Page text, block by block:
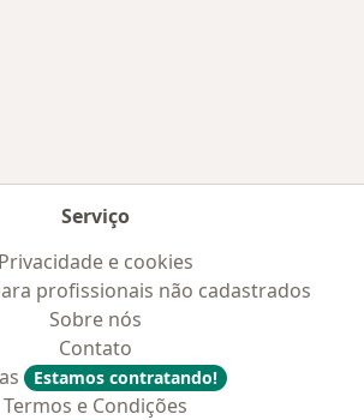
Serviço
Privacidade e cookies
profissionais não cadastrados
Sobre nós
Contato
Estamos contratando!
Termos e Condições